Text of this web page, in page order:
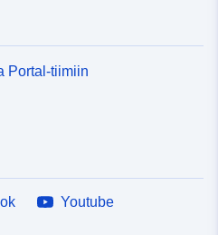
Portal-tiimiin
Youtube